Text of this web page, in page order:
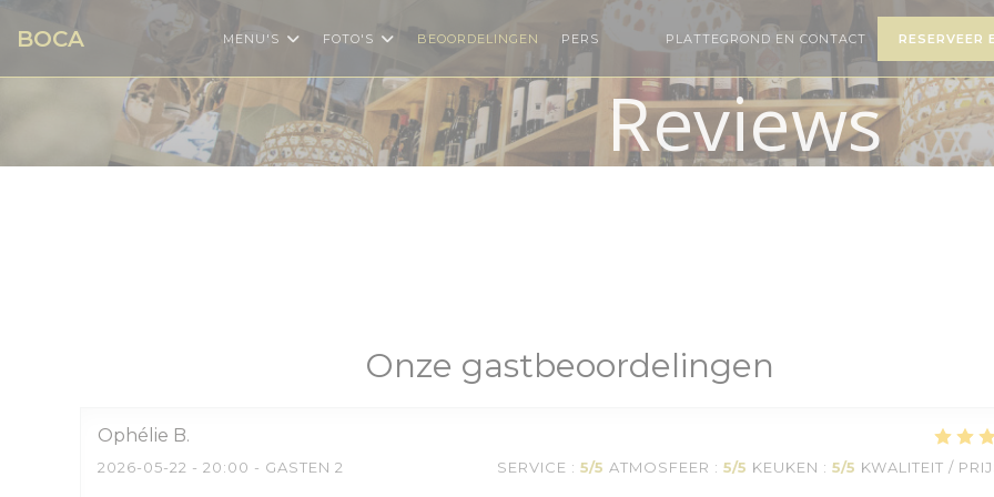
BOCA MENU'S FOTO'S BEOORDELINGEN PERS
((OPENT IN EEN NIEUW VENSTER))
((OPENT IN EEN NIEUW VENSTER))
PLATTEGROND EN CONTACT RESERVEER
Reviews
Onze gastbeoordelingen
Ophélie B
2026-05-22 - 20:00 - GASTEN 2 SERVICE : 5/5 ATMOSFEER : 5/5 KEUKEN : 5/5 KWALITEIT /